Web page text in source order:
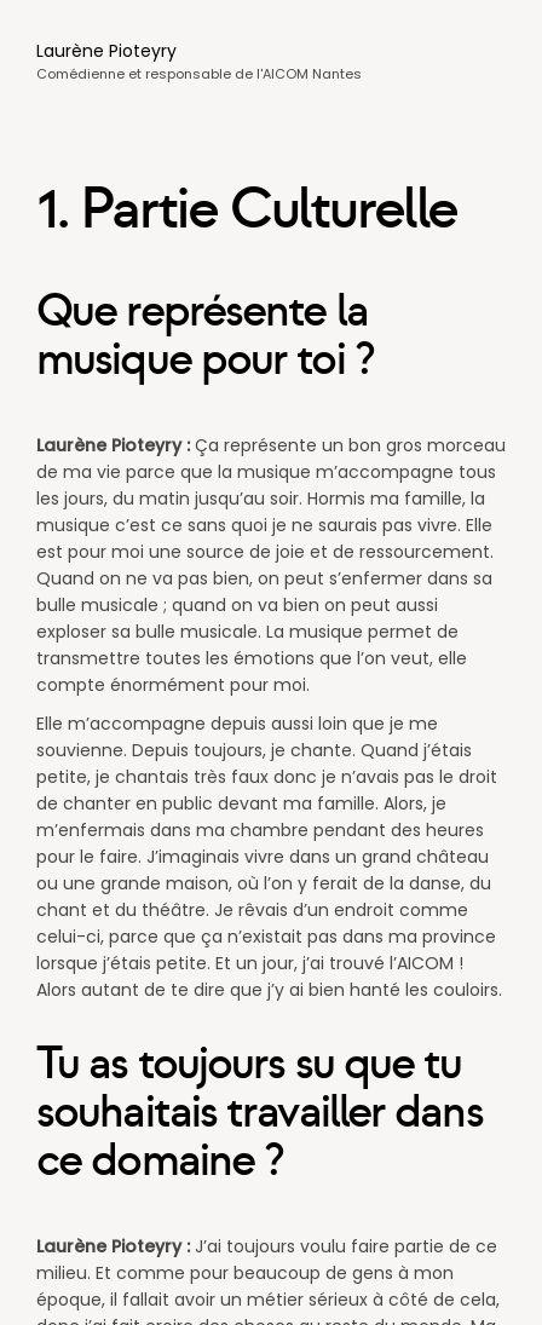
Laurène Pioteyry
Comédienne et responsable de l'AICOM Nantes
1. Partie Culturelle
Que représente la
musique pour toi ?
Laurène Pioteyry :Ça représente un bon gros morceau
de ma vie parce que la musique m’accompagne tous
les jours, du matin jusqu’au soir. Hormis ma famille, la
musique c’est ce sans quoi je ne saurais pas vivre. Elle
est pour moi une source de joie et de ressourcement.
Quand on ne va pas bien, on peut s’enfermer dans sa
bulle musicale ; quand on va bien on peut aussi
exploser sa bulle musicale. La musique permet de
transmettre toutes les émotions que l’on veut, elle
compte énormément pour moi.
Elle m’accompagne depuis aussi loin que je me
souvienne. Depuis toujours, je chante. Quand j’étais
petite, je chantais très faux donc je n’avais pas le droit
de chanter en public devant ma famille. Alors, je
m’enfermais dans ma chambre pendant des heures
pour le faire. J’imaginais vivre dans un grand château
ou une grande maison, où l’on y ferait de la danse, du
chant et du théâtre. Je rêvais d’un endroit comme
celui-ci, parce que ça n’existait pas dans ma province
lorsque j’étais petite. Et un jour, j’ai trouvé l’AICOM !
Alors autant de te dire que j’y ai bien hanté les couloirs.
Tu as toujours su que tu
souhaitais travailler dans
ce domaine ?
Laurène Pioteyry :J’ai toujours voulu faire partie de ce
milieu. Et comme pour beaucoup de gens à mon
époque, il fallait avoir un métier sérieux à côté de cela,